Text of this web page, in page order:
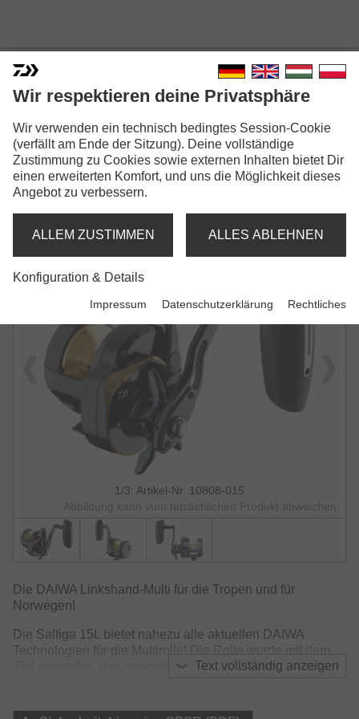
24 SALTIGA L
MULTIROLLE
1/3: Artikel-Nr. 10808-015
Abbildung kann vom tatsächlichen Produkt abweichen.
Text vollständig anzeigen
Die DAIWA Linkshand-Multi für die Tropen und für
Norwegen!
Die Saltiga 15L bietet nahezu alle aktuellen DAIWA
Technologien für die Multirolle! Die Rolle wurde mit dem
Ziel entworfen, das optimale Handling beim Fischen in
konstruiert, dass er beim Angeln problemlos mit dem
Wir respektieren deine Privatsphäre
Wir verwenden ein technisch bedingtes Session-Cookie
(verfällt am Ende der Sitzung). Deine vollständige
Zustimmung zu Cookies sowie externen Inhalten bietet Dir
einen erweiterten Komfort, und uns die Möglichkeit dieses
Angebot zu verbessern.
ALLEM ZUSTIMMEN ALLES ABLEHNEN
Konfiguration & Details
Impressum Datenschutzerklärung Rechtliches